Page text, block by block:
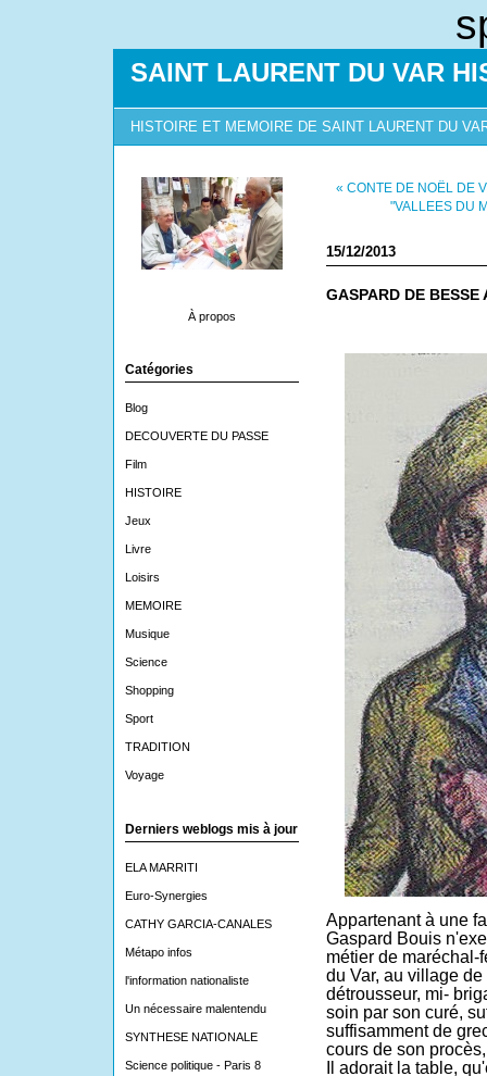
SAINT LAURENT DU VAR
HISTOIRE ET MEMOIRE DE SAINT LAURENT DU
À propos
Catégories
Blog
DECOUVERTE DU PASSE
Film
HISTOIRE
Jeux
Livre
Loisirs
MEMOIRE
Musique
Science
Shopping
Sport
TRADITION
Voyage
Derniers weblogs mis à jour
ELA MARRITI
Euro-Synergies
CATHY GARCIA-CANALES
Métapo infos
l'information nationaliste
Un nécessaire malentendu
SYNTHESE NATIONALE
Science politique - Paris 8
« CONTE DE NOËL DE
"VALLEES DU
15/12/2013
GASPARD DE BESSE
Appartenant à une
Gaspard Bouis
métier de maréchal-
du Var, au village
détrousseur, mi-
soin par son curé,
suffisamment de
cours de son
Il adorait la table,